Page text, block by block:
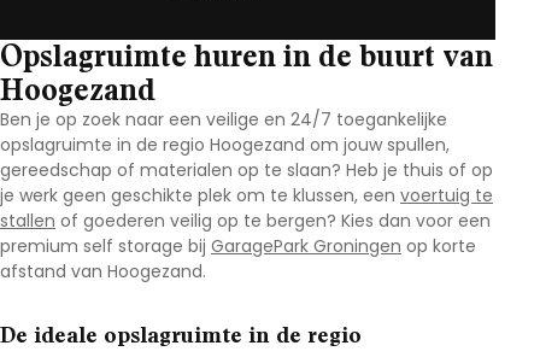
Opslagruimte huren in de buurt van
Hoogezand
Ben je op zoek naar een veilige en 24/7 toegankelijke
opslagruimte in de regio Hoogezand om jouw spullen,
gereedschap of materialen op te slaan? Heb je thuis of op
je werk geen geschikte plek om te klussen, een voertuig te
stallen of goederen veilig op te bergen? Kies dan voor een
premium self storage bij GaragePark Groningen op korte
afstand van Hoogezand.
De ideale opslagruimte in de regio